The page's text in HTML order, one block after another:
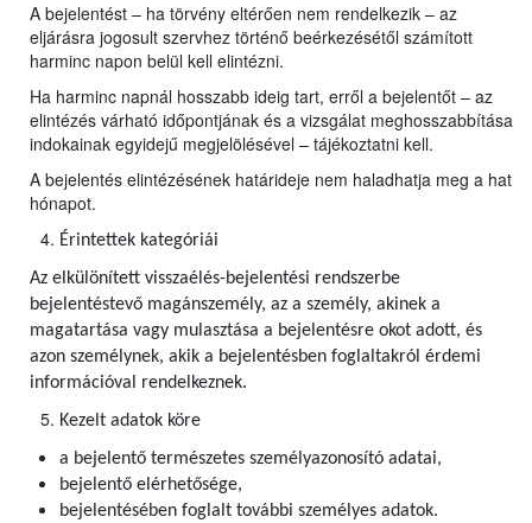
A bejelentést – ha törvény eltérően nem rendelkezik – az
eljárásra jogosult szervhez történő beérkezésétől számított
harminc napon belül kell elintézni.
Ha harminc napnál hosszabb ideig tart, erről a bejelentőt – az
elintézés várható időpontjának és a vizsgálat meghosszabbítása
indokainak egyidejű megjelölésével – tájékoztatni kell.
A bejelentés elintézésének határideje nem haladhatja meg a hat
hónapot.
Érintettek kategóriái
Az elkülönített visszaélés-bejelentési rendszerbe
bejelentéstevő magánszemély, az a személy, akinek a
magatartása vagy mulasztása a bejelentésre okot adott, és
azon személynek, akik a bejelentésben foglaltakról érdemi
információval rendelkeznek.
Kezelt adatok köre
a bejelentő természetes személyazonosító adatai,
bejelentő elérhetősége,
bejelentésében foglalt további személyes adatok.